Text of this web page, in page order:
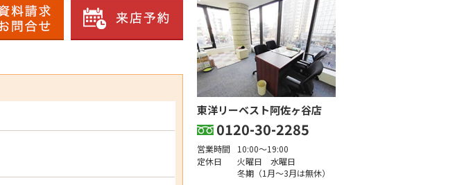
東洋リーベスト阿佐ヶ谷店
0120-30-2285
営業時間
10:00～19:00
定休日
火曜日 水曜日
冬期（1月～3月は無休）